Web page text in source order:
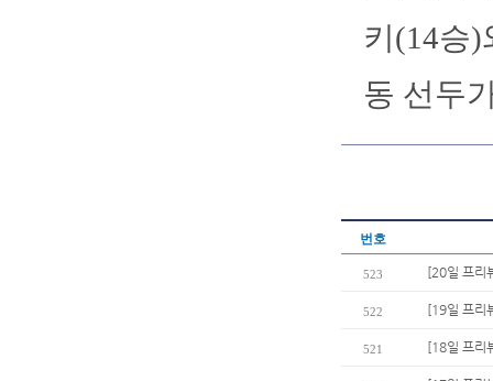
키(14승)
동 선두
번호
523 [20일 프리
522 [19일 프리
521 [18일 프리